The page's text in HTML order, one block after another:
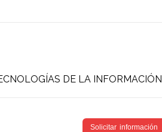
DE LA INFORMACIÓN
Solicitar información